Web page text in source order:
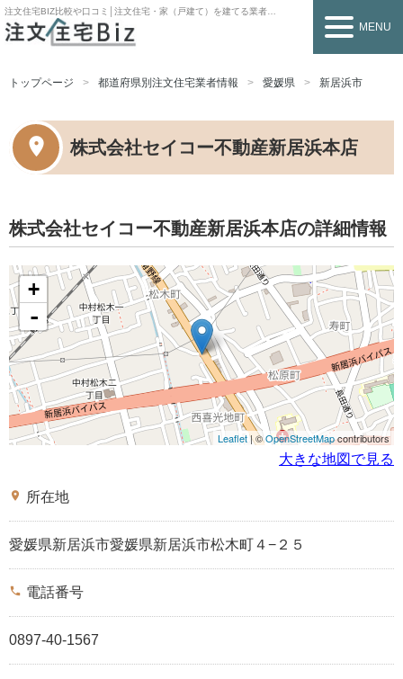
注文住宅BIZ比較や口コミ│注文住宅・家（戸建て）を建てる業者を探すなら
MENU
トップページ 都道府県別注文住宅業者情報 愛媛県 新居浜市
株式会社セイコー不動産新居浜本店
株式会社セイコー不動産新居浜本店の詳細情報
+
-
Leaflet| ©OpenStreetMapcontributors
大きな地図で見る
place 所在地
愛媛県新居浜市愛媛県新居浜市松木町４−２５
phone 電話番号
0897-40-1567